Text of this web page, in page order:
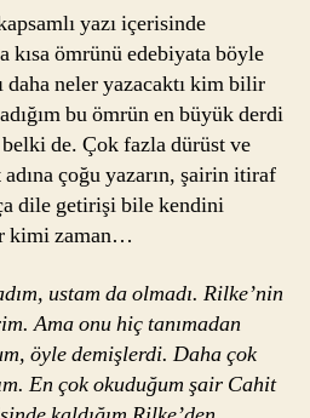
yazı içerisinde
kısa ömrünü edebiyata böyle
daha neler yazacaktı kim bilir
bu ömrün en büyük derdi
de. Çok fazla dürüst ve
çoğu yazarın, şairin itiraf
dile getirişi bile kendini
kimi zaman…
ustam da olmadı. Rilke’nin
Ama onu hiç tanımadan
öyle demişlerdi. Daha çok
En çok okuduğum şair Cahit